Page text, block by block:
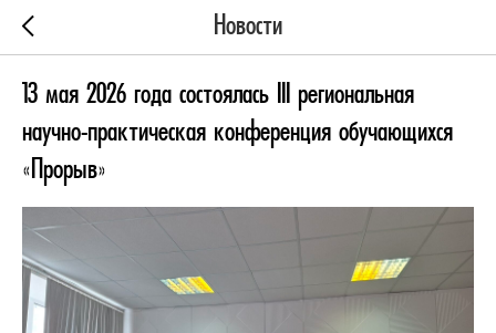
Новости
13 мая 2026 года состоялась III региональная
научно-практическая конференция обучающихся
«Прорыв»